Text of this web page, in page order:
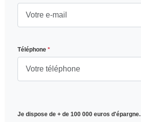
Téléphone *
Je dispose de + de 100 000 euros d'épargne.